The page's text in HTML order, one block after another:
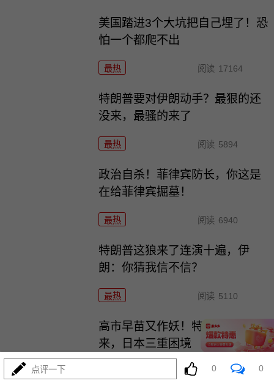
美国踏进3个大坑把自己埋了！恐
怕一个都爬不出
最热 阅读 17164
特朗普要对伊朗动手？最狠的还
没来，最骚的来了
最热 阅读 5894
政治自杀！菲律宾防长，你这是
在给菲律宾掘墓！
最热 阅读 6940
特朗普这狼来了连演十遍，伊
朗：你猜我信不信？
最热 阅读 5110
高市早苗又作妖！特高课卷土重
来，日本三重困境
阅读 4486
点评一下 0 0